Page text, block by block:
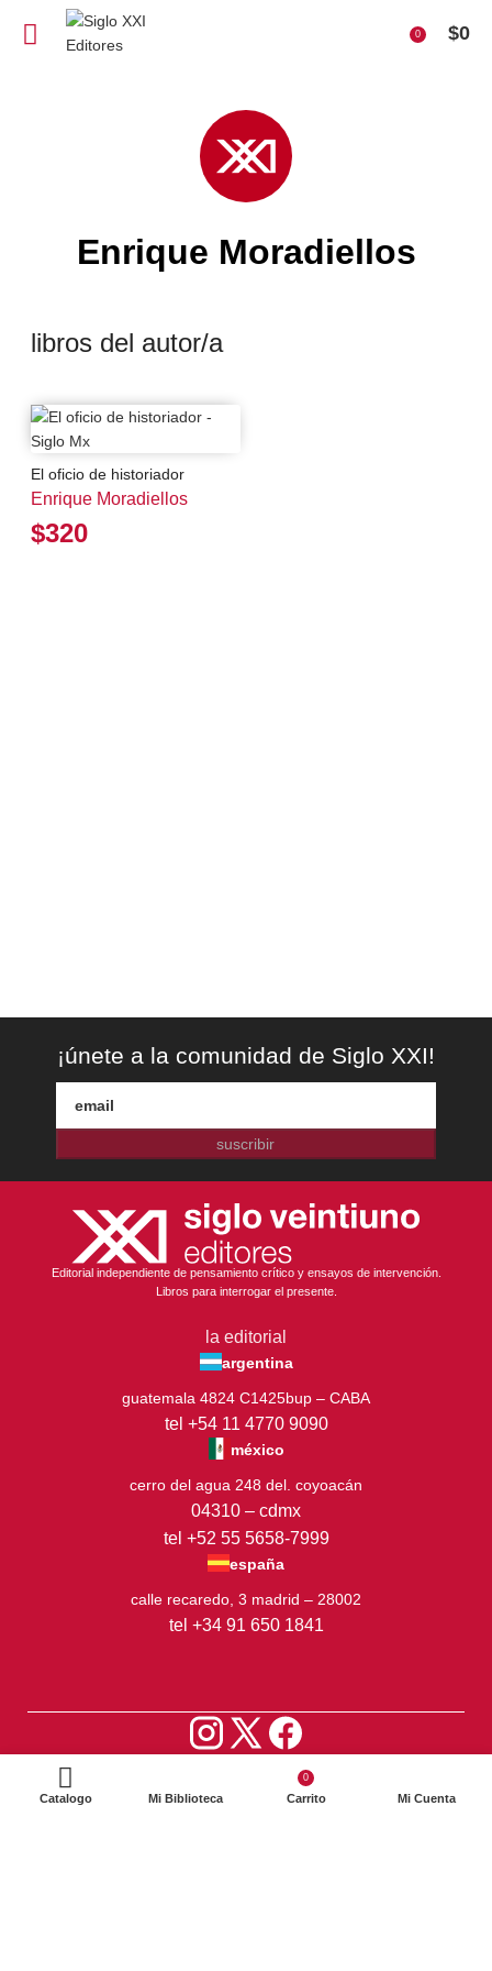
0 $0
Enrique Moradiellos
libros del autor/a
El oficio de historiador
Enrique Moradiellos
$320
¡únete a la comunidad de Siglo XXI!
suscribir
Editorial independiente de pensamiento crítico y ensayos de intervención.
Libros para interrogar el presente.
la editorial
argentina
guatemala 4824 C1425bup – CABA
tel +54 11 4770 9090
méxico
cerro del agua 248 del. coyoacán
04310 – cdmx
tel +52 55 5658-7999
españa
calle recaredo, 3 madrid – 28002
tel +34 91 650 1841
2024. Siglo XXI Editores Argentina ©️. Todos los derechos
Catalogo Mi Biblioteca
0
Carrito Mi Cuenta